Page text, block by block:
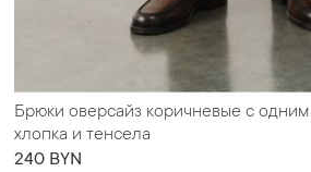
Брюки оверсайз коричневые с
хлопка и тенсела
240 BYN